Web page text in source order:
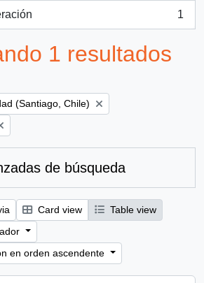
1
1 resultados
(Santiago, Chile)
de búsqueda
Card view
Table view
en orden ascendente